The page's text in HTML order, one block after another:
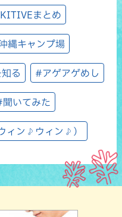
まとめ
縄キャンプ場
る #アゲアゲめし
聞いてみた
ィン♪ウィン♪）